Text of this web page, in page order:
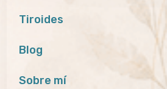
Tiroides
Blog
Sobre mí